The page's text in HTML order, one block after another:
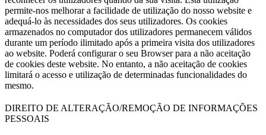
permite-nos melhorar a facilidade de utilização do nosso website e
adequá-lo às necessidades dos seus utilizadores. Os cookies
armazenados no computador dos utilizadores permanecem válidos
durante um período ilimitado após a primeira visita dos utilizadores
ao website. Poderá configurar o seu Browser para a não aceitação
de cookies deste website. No entanto, a não aceitação de cookies
limitará o acesso e utilização de determinadas funcionalidades do
mesmo.
DIREITO DE ALTERAÇÃO/REMOÇÃO DE INFORMAÇÕES
PESSOAIS